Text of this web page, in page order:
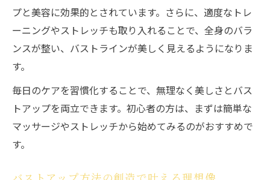
プと美容に効果的とされています。さらに、適度なトレ
ーニングやストレッチも取り入れることで、全身のバラ
ンスが整い、バストラインが美しく見えるようになりま
す。
毎日のケアを習慣化することで、無理なく美しさとバス
トアップを両立できます。初心者の方は、まずは簡単な
マッサージやストレッチから始めてみるのがおすすめで
す。